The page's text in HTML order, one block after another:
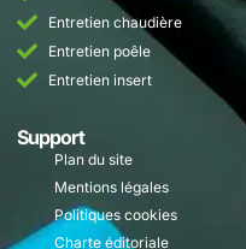
Entretien chaudière
Entretien poêle
Entretien insert
Support
Plan du site
Mentions légales
Politiques cookies
Charte éditoriale